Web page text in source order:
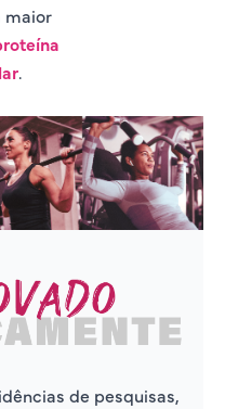
maior
.
de pesquisas,